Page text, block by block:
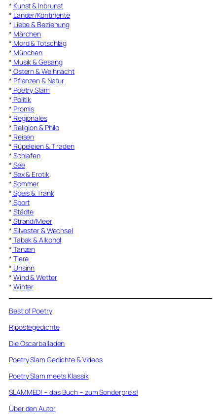
* Kunst & Inbrunst
* Länder/Kontinente
* Liebe & Beziehung
* Märchen
* Mord & Totschlag
* München
* Musik & Gesang
* Ostern & Weihnacht
* Pflanzen & Natur
* Poetry Slam
* Politik
* Promis
* Regionales
* Religion & Philo
* Reisen
* Rüpeleien & Tiraden
* Schlafen
* See
* Sex & Erotik
* Sommer
* Speis & Trank
* Sport
* Städte
* Strand/Meer
* Silvester & Wechsel
* Tabak & Alkohol
* Tanzen
* Tiere
* Unsinn
* Wind & Wetter
* Winter
Best of Poetry
Ripostegedichte
Die Oscarballaden
Poetry Slam Gedichte & Videos
Poetry Slam meets Klassik
SLAMMED! – das Buch – zum Sonderpreis!
Über den Autor